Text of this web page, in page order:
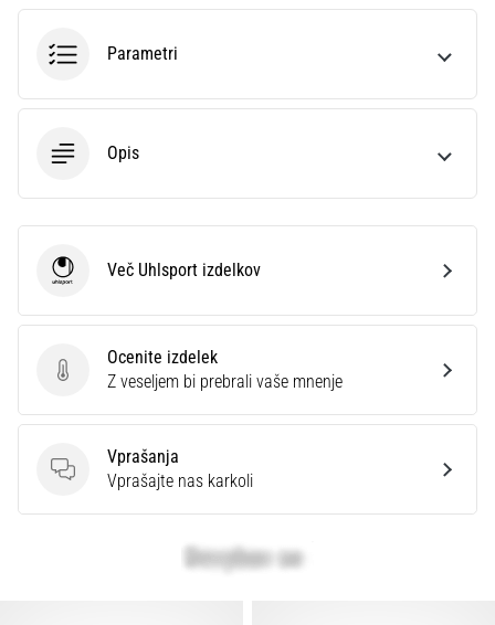
na
EURO
z
dresi
kopačkami
znamk
adidas
PUMA.
tekme,
Parametri
Opis
Ocenite izdelek
Ocenite izdelek
Z veseljem bi prebrali vaše mnenje
Vprašanja
Vprašanja
Vprašajte nas karkoli
UhlsportVeč Uhlsport izdelkov